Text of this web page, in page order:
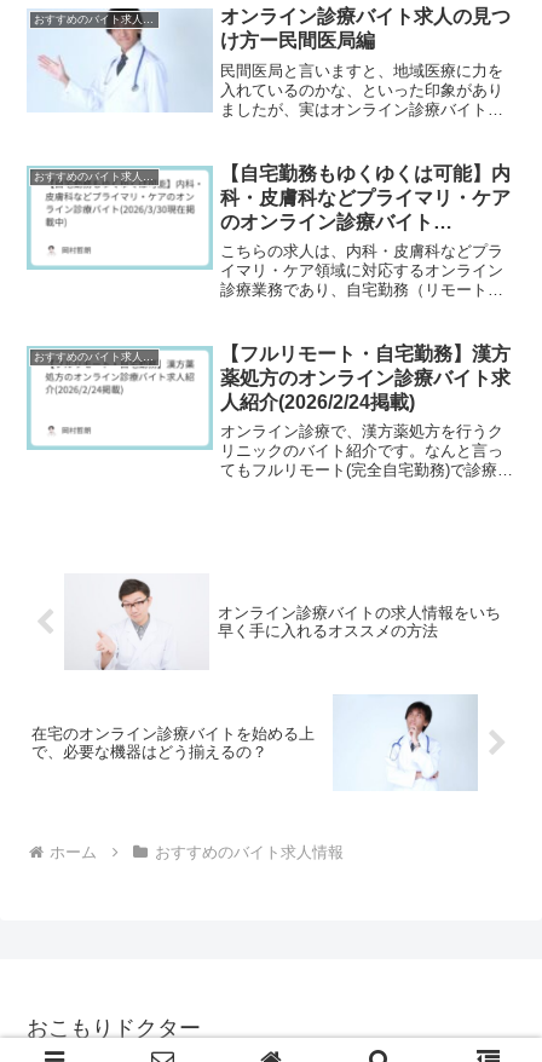
ではなくクリニックでの勤務となってい
ますが、その分、「時...
おすすめのバイト求人情報
オンライン診療バイト求人の見つ
け方ー民間医局編
民間医局と言いますと、地域医療に力を
入れているのかな、といった印象があり
ましたが、実はオンライン診療バイトの
きますので、「オンライン」といったキ
ーワードで求人がすぐにリス...
【自宅勤務もゆくゆくは可能】内
科・皮膚科などプライマリ・ケア
のオンライン診療バイト
(2026/3/30現在掲載中)
こちらの求人は、内科・皮膚科などプラ
イマリ・ケア領域に対応するオンライン
診療業務であり、自宅勤務（リモートワ
るため、育児中や副業希望の医師にも適
した柔軟な働き方が実現で...
おすすめのバイト求人情報
【フルリモート・自宅勤務】漢方
薬処方のオンライン診療バイト求
人紹介(2026/2/24掲載)
オンライン診療で、漢方薬処方を行うク
リニックのバイト紹介です。なんと言っ
てもフルリモート(完全自宅勤務)で診療が
オンライン診療バイトの求人情報をいち
早く手に入れるオススメの方法
在宅のオンライン診療バイトを始める上
で、必要な機器はどう揃えるの？
ホーム おすすめのバイト求人情報
おこもりドクター